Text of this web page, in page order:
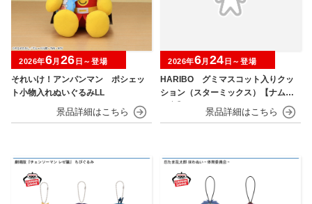
それいけ！アンパンマン ポシェッ
ト小物入れぬいぐるみLL
2026年6月 26 日～登場
HARIBO グミマスコット入りクッ
ション（スターミックス）【ナムコ
2026年6月 24 日～登場